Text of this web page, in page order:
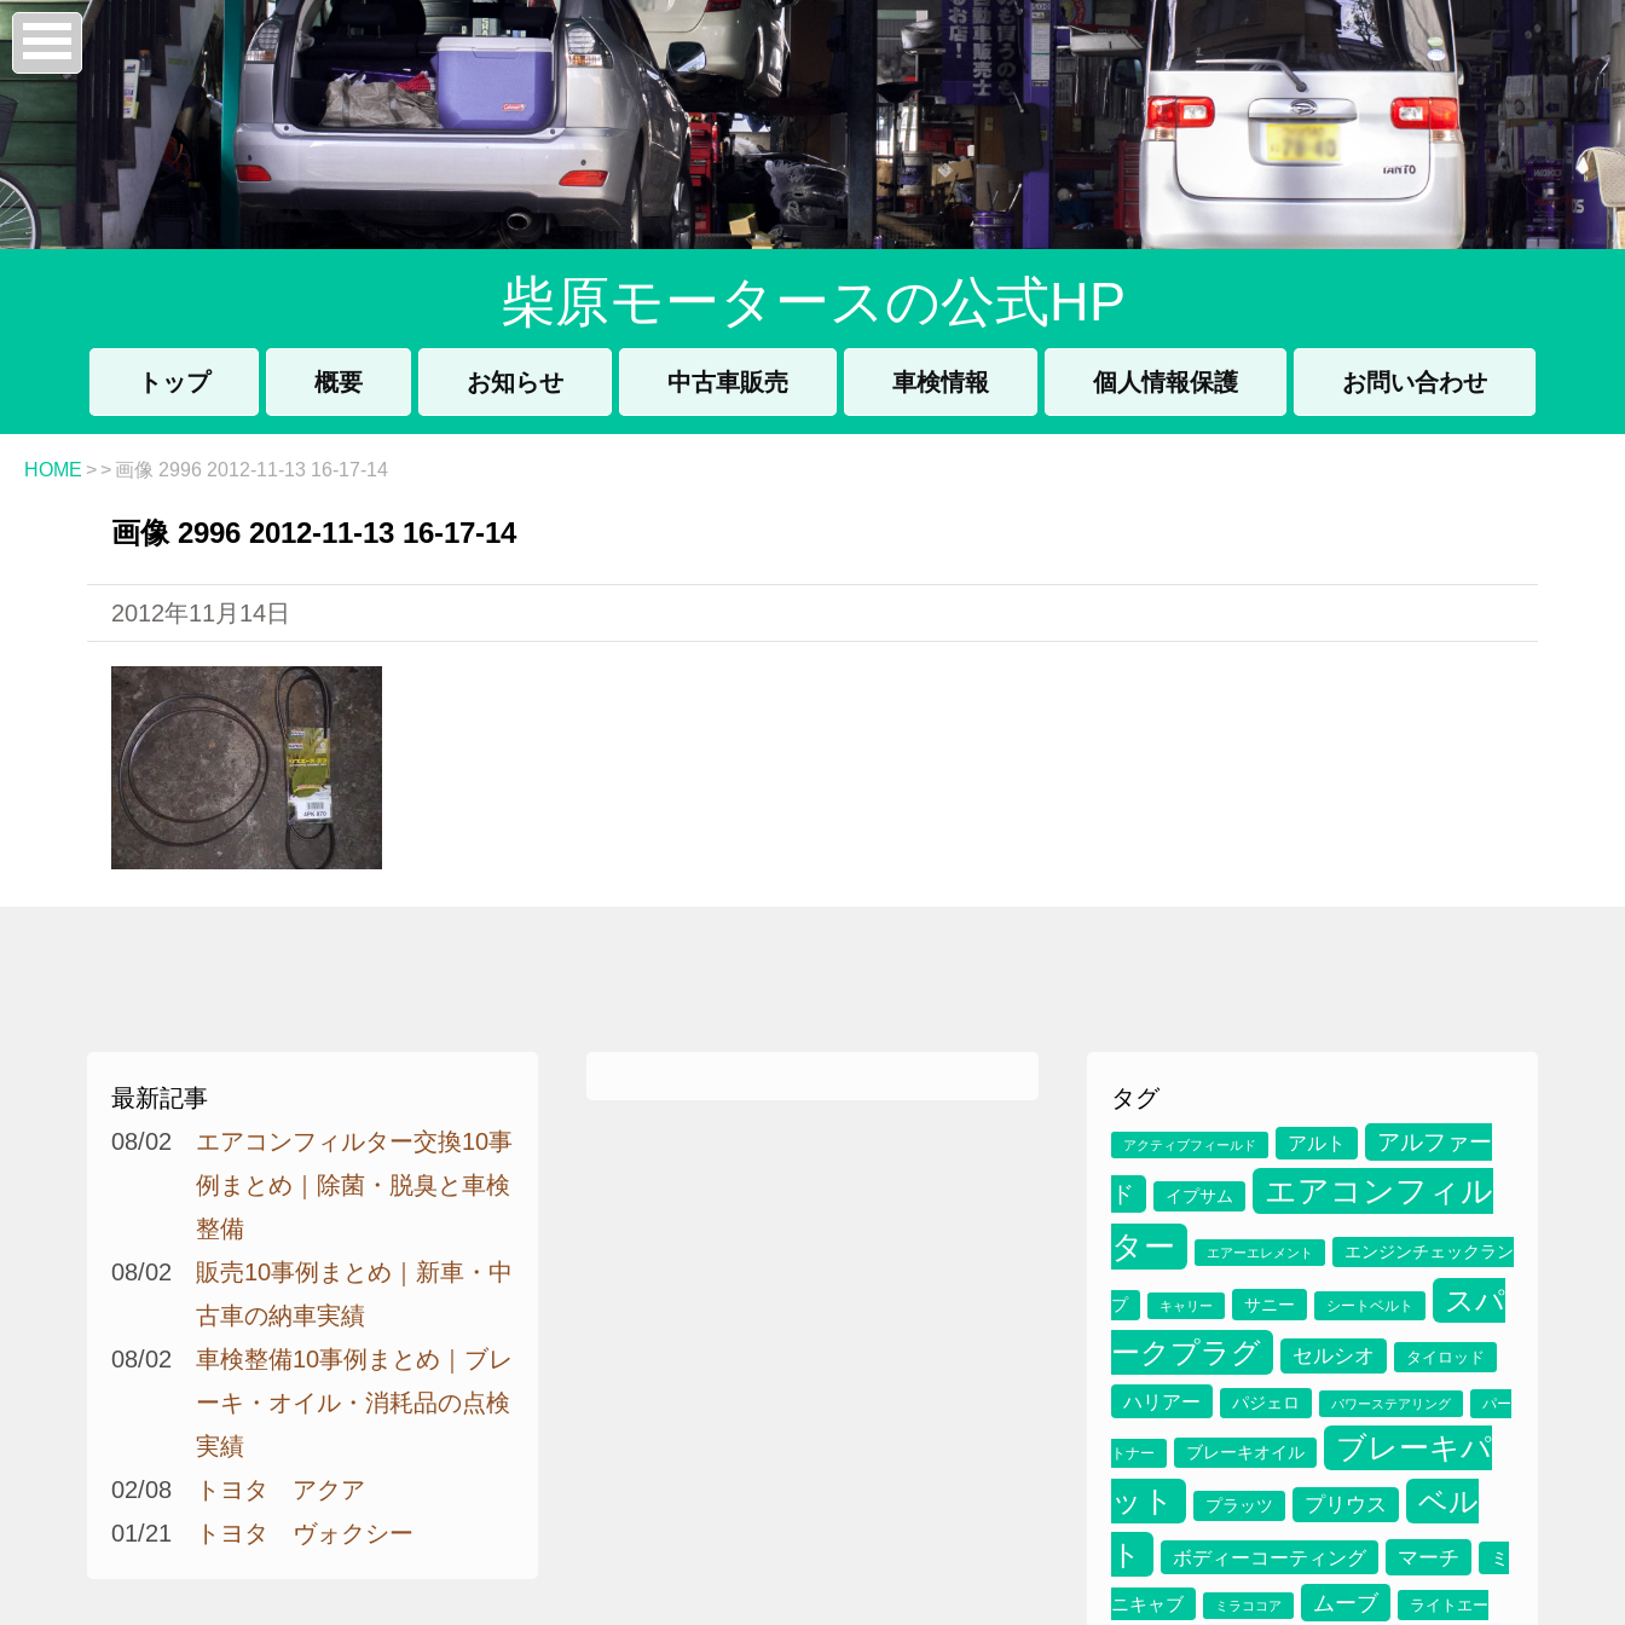
柴原モータースの公式HP
トップ 概要 お知らせ 中古車販売 車検情報 個人情報保護 お問い合わせ
HOME > > 画像 2996 2012-11-13 16-17-14
画像 2996 2012-11-13 16-17-14
2012年11月14日
最新記事
08/02
エアコンフィルター交換10事
例まとめ｜除菌・脱臭と車検
整備
08/02
販売10事例まとめ｜新車・中
古車の納車実績
08/02
車検整備10事例まとめ｜ブレ
ーキ・オイル・消耗品の点検
実績
02/08
トヨタ アクア
01/21
トヨタ ヴォクシー
タグ
アクティブフィールド アルト アルファー
ド イプサム
エアコンフィル
ター
エアーエレメント エンジンチェックラン
プ キャリー サニー シートベルト
スパ
ークプラグ
セルシオ タイロッド
ハリアー パジェロ パワーステアリング パー
トナー ブレーキオイル
ブレーキパ
ット
プラッツ プリウス
ベル
ト
ボディーコーティング マーチ ミ
ニキャブ ミラココア ムーブ ライトエー